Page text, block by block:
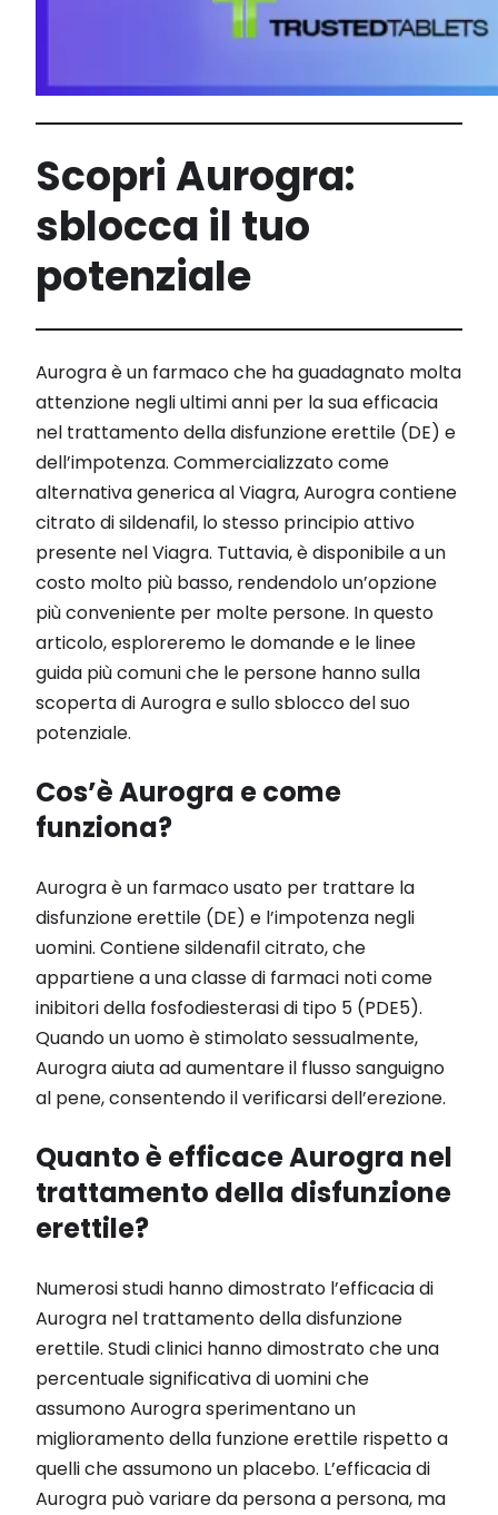
Scopri Aurogra:
sblocca il tuo
potenziale
Aurogra è un farmaco che ha guadagnato molta
attenzione negli ultimi anni per la sua efficacia
nel trattamento della disfunzione erettile (DE) e
dell’impotenza. Commercializzato come
alternativa generica al Viagra, Aurogra contiene
citrato di sildenafil, lo stesso principio attivo
presente nel Viagra. Tuttavia, è disponibile a un
costo molto più basso, rendendolo un’opzione
più conveniente per molte persone. In questo
articolo, esploreremo le domande e le linee
guida più comuni che le persone hanno sulla
scoperta di Aurogra e sullo sblocco del suo
potenziale.
Cos’è Aurogra e come
funziona?
Aurogra è un farmaco usato per trattare la
disfunzione erettile (DE) e l’impotenza negli
uomini. Contiene sildenafil citrato, che
appartiene a una classe di farmaci noti come
inibitori della fosfodiesterasi di tipo 5 (PDE5).
Quando un uomo è stimolato sessualmente,
Aurogra aiuta ad aumentare il flusso sanguigno
al pene, consentendo il verificarsi dell’erezione.
Quanto è efficace Aurogra nel
trattamento della disfunzione
erettile?
Numerosi studi hanno dimostrato l’efficacia di
Aurogra nel trattamento della disfunzione
erettile. Studi clinici hanno dimostrato che una
percentuale significativa di uomini che
assumono Aurogra sperimentano un
miglioramento della funzione erettile rispetto a
quelli che assumono un placebo. L’efficacia di
Aurogra può variare da persona a persona, ma